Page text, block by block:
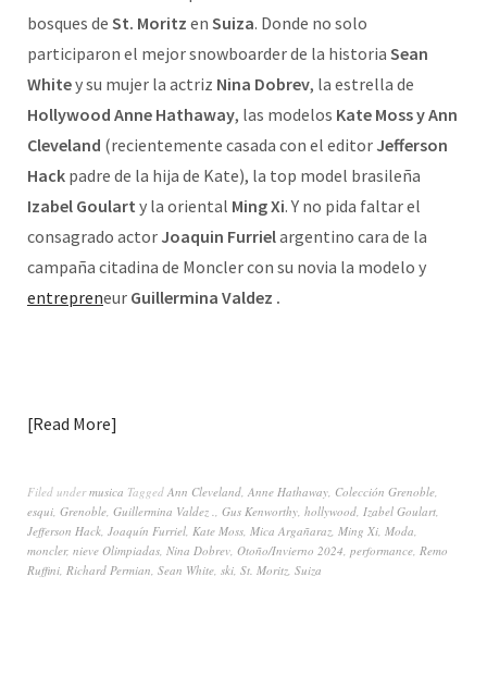
bosques de St. Moritz en Suiza. Donde no solo
participaron el mejor snowboarder de la historia Sean
Whitey su mujer la actriz Nina Dobrev, la estrella de
Hollywood Anne Hathaway, las modelos Kate Moss y Ann
Cleveland (recientemente casada con el editorJefferson
Hack padre de la hija de Kate), la top model brasileña
Izabel Goulart y la oriental Ming Xi. Y no pida faltar el
consagrado actorJoaquin Furrielargentino cara de la
campaña citadina de Moncler con su novia la modelo y
entrepreneur Guillermina Valdez .
Read More
Filed undermusica Tagged Ann Cleveland, Anne Hathaway, Colección Grenoble,
esqui, Grenoble, Guillermina Valdez ., Gus Kenworthy, hollywood, Izabel Goulart,
Jefferson Hack, Joaquín Furriel, Kate Moss, Mica Argañaraz, Ming Xi, Moda,
moncler, nieve Olimpiadas, Nina Dobrev, Otoño/Invierno 2024, performance, Remo
Ruffini, Richard Permian, Sean White, ski, St. Moritz, Suiza